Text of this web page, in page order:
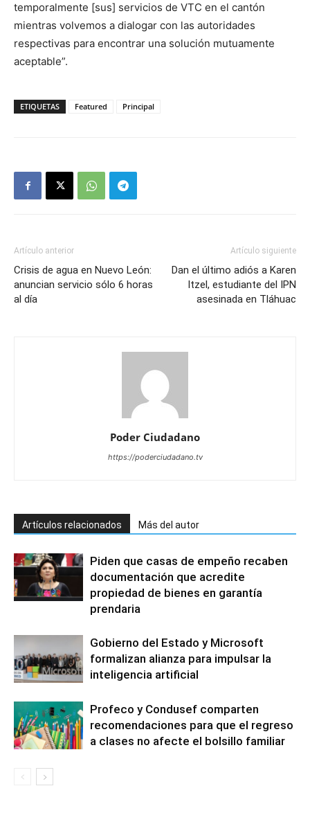
temporalmente [sus] servicios de VTC en el cantón
mientras volvemos a dialogar con las autoridades
respectivas para encontrar una solución mutuamente
aceptable”.
ETIQUETAS Featured Principal
Artículo anterior
Crisis de agua en Nuevo León:
anuncian servicio sólo 6 horas
al día
Artículo siguiente
Dan el último adiós a Karen
Itzel, estudiante del IPN
asesinada en Tláhuac
Poder Ciudadano
https://poderciudadano.tv
Artículos relacionados Más del autor
Piden que casas de empeño recaben
documentación que acredite
propiedad de bienes en garantía
prendaria
Gobierno del Estado y Microsoft
formalizan alianza para impulsar la
inteligencia artificial
Profeco y Condusef comparten
recomendaciones para que el regreso
a clases no afecte el bolsillo familiar